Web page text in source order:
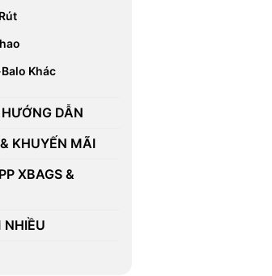
Khác
DẪN
KHUYẾN MÃI
XBAGS &